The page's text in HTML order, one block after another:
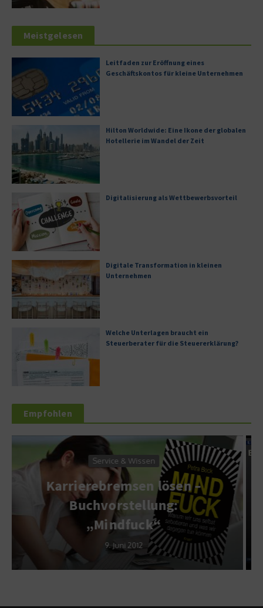
Meistgelesen
Leitfaden zur Eröffnung eines
Geschäftskontos für kleine Unternehmen
Hilton Worldwide: Eine Ikone der globalen
Hotellerie im Wandel der Zeit
Digitalisierung als Wettbewerbsvorteil
Digitale Transformation in kleinen
Unternehmen
Welche Unterlagen braucht ein
Steuerberater für die Steuererklärung?
Empfohlen
Wirtschaft & Finanzen
Der Wirtschaftsnobelpreis
geht an Jean Tirole
13. Oktober 2014